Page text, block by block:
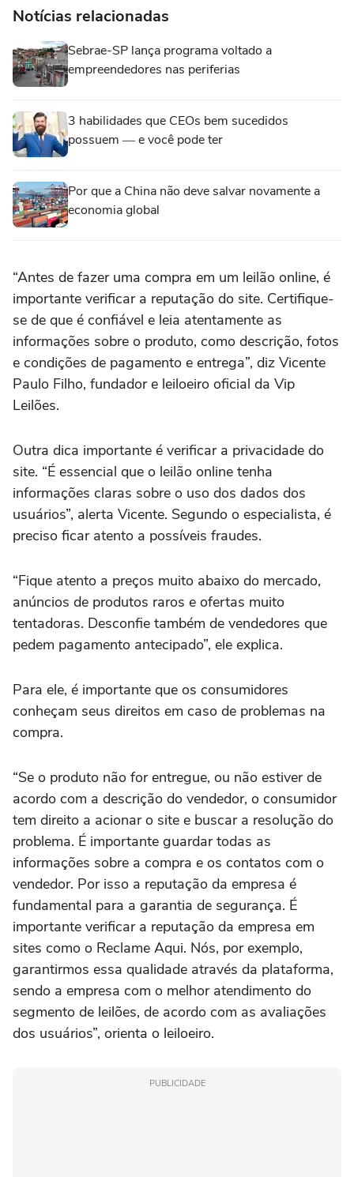
Notícias relacionadas
Sebrae-SP lança programa voltado a
empreendedores nas periferias
3 habilidades que CEOs bem sucedidos
possuem ― e você pode ter
Por que a China não deve salvar novamente a
economia global
“Antes de fazer uma compra em um leilão online, é
importante verificar a reputação do site. Certifique-
se de que é confiável e leia atentamente as
informações sobre o produto, como descrição, fotos
e condições de pagamento e entrega”, diz Vicente
Paulo Filho, fundador e leiloeiro oficial da Vip
Leilões.
Outra dica importante é verificar a privacidade do
site. “É essencial que o leilão online tenha
informações claras sobre o uso dos dados dos
usuários”, alerta Vicente. Segundo o especialista, é
preciso ficar atento a possíveis fraudes.
“Fique atento a preços muito abaixo do mercado,
anúncios de produtos raros e ofertas muito
tentadoras. Desconfie também de vendedores que
pedem pagamento antecipado”, ele explica.
Para ele, é importante que os consumidores
conheçam seus direitos em caso de problemas na
compra.
“Se o produto não for entregue, ou não estiver de
acordo com a descrição do vendedor, o consumidor
tem direito a acionar o site e buscar a resolução do
problema. É importante guardar todas as
informações sobre a compra e os contatos com o
vendedor. Por isso a reputação da empresa é
fundamental para a garantia de segurança. É
importante verificar a reputação da empresa em
sites como o Reclame Aqui. Nós, por exemplo,
garantirmos essa qualidade através da plataforma,
sendo a empresa com o melhor atendimento do
segmento de leilões, de acordo com as avaliações
dos usuários”, orienta o leiloeiro.
PUBLICIDADE